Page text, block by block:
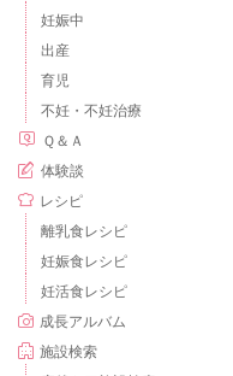
妊娠中
出産
育児
不妊・不妊治療
Ｑ＆Ａ
体験談
レシピ
離乳食レシピ
妊娠食レシピ
妊活食レシピ
成長アルバム
施設検索